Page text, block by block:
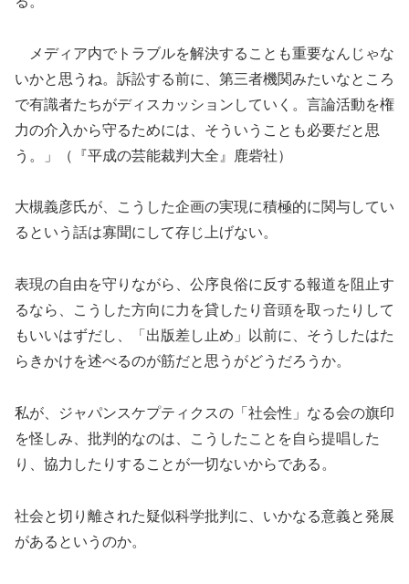
メディア内でトラブルを解決することも重要なんじゃな
いかと思うね。訴訟する前に、第三者機関みたいなところ
で有識者たちがディスカッションしていく。言論活動を権
力の介入から守るためには、そういうことも必要だと思
う。」（『平成の芸能裁判大全』鹿砦社）
大槻義彦氏が、こうした企画の実現に積極的に関与してい
るという話は寡聞にして存じ上げない。
表現の自由を守りながら、公序良俗に反する報道を阻止す
るなら、こうした方向に力を貸したり音頭を取ったりして
もいいはずだし、「出版差し止め」以前に、そうしたはた
らきかけを述べるのが筋だと思うがどうだろうか。
私が、ジャパンスケプティクスの「社会性」なる会の旗印
を怪しみ、批判的なのは、こうしたことを自ら提唱した
り、協力したりすることが一切ないからである。
社会と切り離された疑似科学批判に、いかなる意義と発展
があるというのか。